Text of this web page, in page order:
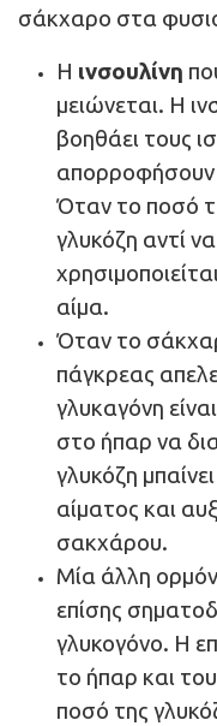
σάκχαρο στα
Η ινσουλίνη
μειώνεται. Η
βοηθάει τους
απορροφήσουν
Όταν το ποσό
γλυκόζη αντί
αίμα.
Όταν το
πάγκρεας
γλυκαγόνη
στο ήπαρ να
γλυκόζη
αίματος και
σακχάρου.
Μία άλλη
επίσης
γλυκογόνο. Η
το ήπαρ και
ποσό της